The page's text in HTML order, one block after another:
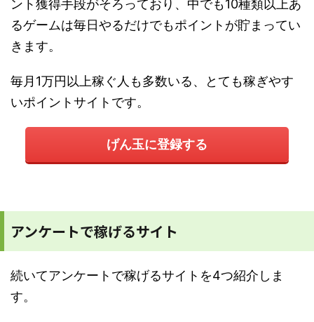
ント獲得手段がそろっており、中でも10種類以上あ
るゲームは毎日やるだけでもポイントが貯まってい
きます。
毎月1万円以上稼ぐ人も多数いる、とても稼ぎやす
いポイントサイトです。
げん玉に登録する
アンケートで稼げるサイト
続いてアンケートで稼げるサイトを4つ紹介しま
す。